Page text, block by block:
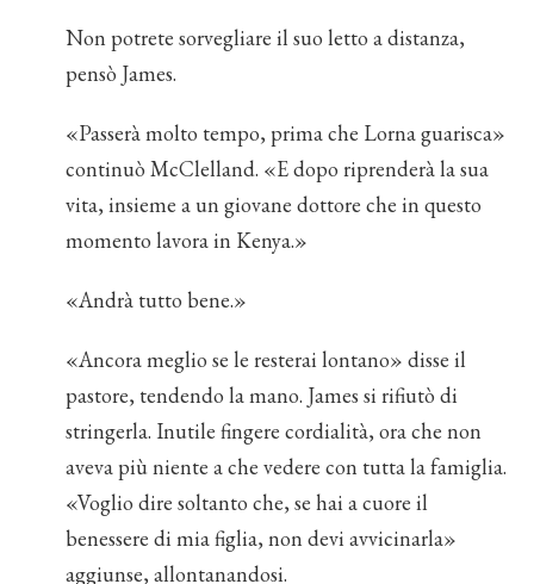
Non potrete sorvegliare il suo letto a distanza,
pensò James.
«Passerà molto tempo, prima che Lorna guarisca»
continuò McClelland. «E dopo riprenderà la sua
vita, insieme a un giovane dottore che in questo
momento lavora in Kenya.»
«Andrà tutto bene.»
«Ancora meglio se le resterai lontano» disse il
pastore, tendendo la mano. James si rifiutò di
stringerla. Inutile fingere cordialità, ora che non
aveva più niente a che vedere con tutta la famiglia.
«Voglio dire soltanto che, se hai a cuore il
benessere di mia figlia, non devi avvicinarla»
aggiunse, allontanandosi.